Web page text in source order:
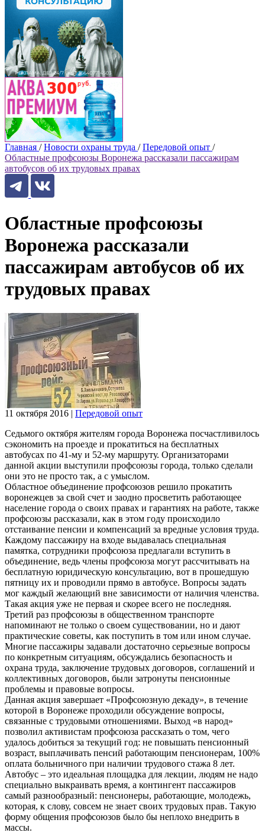
Главная / Новости охраны труда / Передовой опыт /
Областные профсоюзы Воронежа рассказали пассажирам
автобусов об их трудовых правах
Областные профсоюзы
Воронежа рассказали
пассажирам автобусов об их
трудовых правах
11 октября 2016 | Передовой опыт
Седьмого октября жителям города Воронежа посчастливилось
сэкономить на проезде и прокатиться на бесплатных
автобусах по 41-му и 52-му маршруту. Организаторами
данной акции выступили профсоюзы города, только сделали
они это не просто так, а с умыслом.
Областное объединение профсоюзов решило прокатить
воронежцев за свой счет и заодно просветить работающее
население города о своих правах и гарантиях на работе, также
профсоюзы рассказали, как в этом году происходило
отстаивание пенсии и компенсаций за вредные условия труда.
Каждому пассажиру на входе выдавалась специальная
памятка, сотрудники профсоюза предлагали вступить в
объединение, ведь члены профсоюза могут рассчитывать на
бесплатную юридическую консультацию, вот в прошедшую
пятницу их и проводили прямо в автобусе. Вопросы задать
мог каждый желающий вне зависимости от наличия членства.
Такая акция уже не первая и скорее всего не последняя.
Третий раз профсоюзы в общественном транспорте
напоминают не только о своем существовании, но и дают
практические советы, как поступить в том или ином случае.
Многие пассажиры задавали достаточно серьезные вопросы
по конкретным ситуациям, обсуждались безопасность и
охрана труда, заключение трудовых договоров, соглашений и
коллективных договоров, были затронуты пенсионные
проблемы и правовые вопросы.
Данная акция завершает «Профсоюзную декаду», в течение
которой в Воронеже проходили обсуждение вопросы,
связанные с трудовыми отношениями. Выход «в народ»
позволил активистам профсоюза рассказать о том, чего
удалось добиться за текущий год: не повышать пенсионный
возраст, выплачивать пенсий работающим пенсионерам, 100%
оплата больничного при наличии трудового стажа 8 лет.
Автобус – это идеальная площадка для лекции, людям не надо
специально выкраивать время, а контингент пассажиров
самый разнообразный: пенсионеры, работающие, молодежь,
которая, к слову, совсем не знает своих трудовых прав. Такую
форму общения профсоюзов было бы неплохо внедрить в
массы.